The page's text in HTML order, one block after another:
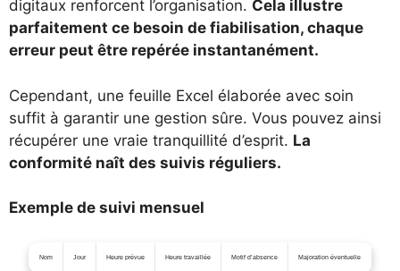
digitaux renforcent l’organisation. Cela illustre
parfaitement ce besoin de fiabilisation, chaque
erreur peut être repérée instantanément.
Cependant, une feuille Excel élaborée avec soin
suffit à garantir une gestion sûre. Vous pouvez ainsi
récupérer une vraie tranquillité d’esprit. La
conformité naît des suivis réguliers.
Exemple de suivi mensuel
Nom Jour Heure prévue Heure travaillée Motif d’absence Majoration éventuelle